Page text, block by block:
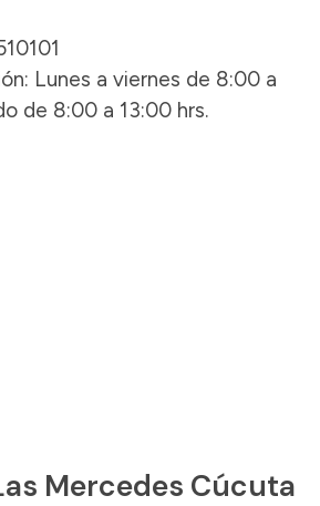
Lunes a viernes de 8:00 a
de 8:00 a 13:00 hrs.
Mercedes Cúcuta